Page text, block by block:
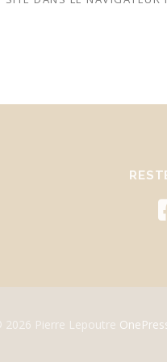
2026 Pierre Lepoutre